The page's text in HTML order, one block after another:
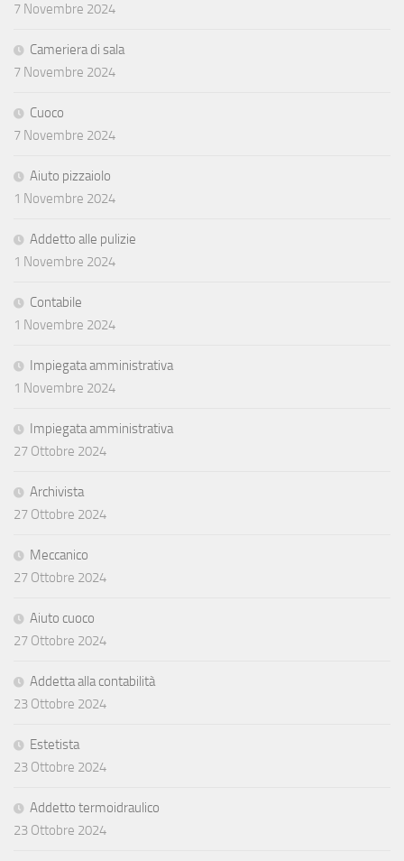
7 Novembre 2024
Cameriera di sala
7 Novembre 2024
Cuoco
7 Novembre 2024
Aiuto pizzaiolo
1 Novembre 2024
Addetto alle pulizie
1 Novembre 2024
Contabile
1 Novembre 2024
Impiegata amministrativa
1 Novembre 2024
Impiegata amministrativa
27 Ottobre 2024
Archivista
27 Ottobre 2024
Meccanico
27 Ottobre 2024
Aiuto cuoco
27 Ottobre 2024
Addetta alla contabilità
23 Ottobre 2024
Estetista
23 Ottobre 2024
Addetto termoidraulico
23 Ottobre 2024